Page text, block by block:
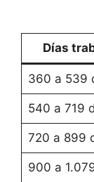
Días
360 a 539
540 a 719
720 a 899
900 a